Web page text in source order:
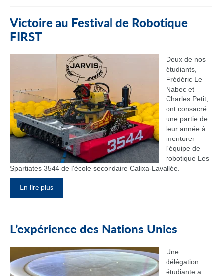
Victoire au Festival de Robotique
FIRST
Deux de nos
étudiants,
Frédéric Le
Nabec et
Charles Petit,
ont consacré
une partie de
leur année à
mentorer
l'équipe de
robotique Les
Spartiates 3544 de l'école secondaire Calixa-Lavallée.
En lire plus
L’expérience des Nations Unies
Une
délégation
étudiante a